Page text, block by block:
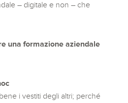
– digitale e non – che
una formazione aziendale
i vestiti degli altri; perché